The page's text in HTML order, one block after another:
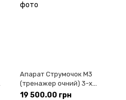
Апарат Струмочок М3
(тренажер очний) 3-х
режимний для тренування
19 500.00 грн